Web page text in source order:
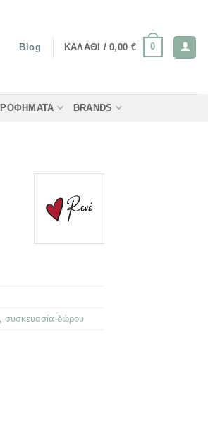
Blog ΚΑΛΆΘΙ /0,00 € 0
ΡΟΦΉΜΑΤΑ BRANDS
συσκευασία δώρου